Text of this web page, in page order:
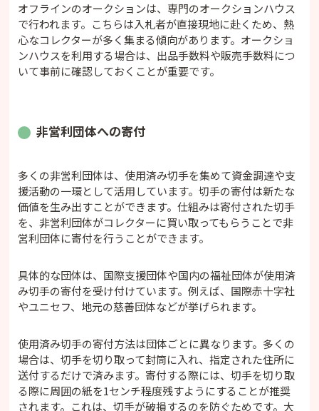
オフラインのオークションは、専門のオークションハウス
で行われます。こちらは入札者が直接現地に赴くため、熱
心なコレクターが多く集まる傾向があります。オークショ
ンハウスを利用する場合は、出品手数料や販売手数料につ
いて事前に確認しておくことが重要です。
非営利団体への寄付
多くの非営利団体は、使用済み切手を集めて資金調達や支
援活動の一環として活用しています。切手の寄付は新たな
価値を生み出すことができます。仕組みは寄付された切手
を、非営利団体がコレクターに買い取ってもらうことで非
営利団体に寄付を行うことができます。
具体的な団体は、国際支援団体や国内の福祉団体が使用済
み切手の寄付を受け付けています。例えば、国際赤十字社
やユニセフ、地元の慈善団体などが挙げられます。
使用済み切手の寄付方法は団体ごとに異なります。多くの
場合は、切手を切り取って封筒に入れ、指定された住所に
送付するだけで済みます。寄付する際には、切手を切り取
る際に周囲の紙を1センチ程度残すようにすることが推奨
されます。これは、切手が破損するのを防ぐためです。大